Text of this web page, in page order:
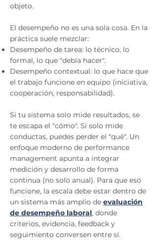
objeto.
El desempeño no es una sola cosa. En la
práctica suele mezclar:
Desempeño de tarea: lo técnico, lo
formal, lo que "debía hacer".
Desempeño contextual: lo que hace que
el trabajo funcione en equipo (iniciativa,
cooperación, responsabilidad).
Si tu sistema solo mide resultados, se
te escapa el "cómo". Si solo mide
conductas, puedes perder el "qué". Un
enfoque moderno de performance
management apunta a integrar
medición y desarrollo de forma
continua (no solo anual). Para que eso
funcione, la escala debe estar dentro de
un sistema más amplio de evaluación
de desempeño laboral, donde
criterios, evidencia, feedback y
seguimiento conversen entre sí.